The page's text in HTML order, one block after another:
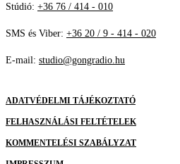
Stúdió: +36 76 / 414 - 010
SMS és Viber: +36 20 / 9 - 414 - 020
E-mail: studio@gongradio.hu
ADATVÉDELMI TÁJÉKOZTATÓ
FELHASZNÁLÁSI FELTÉTELEK
KOMMENTELÉSI SZABÁLYZAT